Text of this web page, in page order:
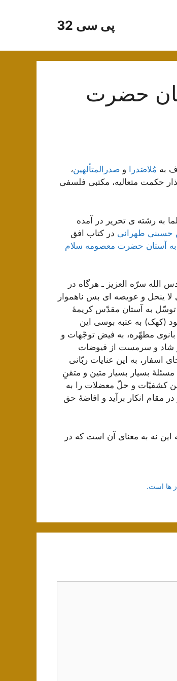
پی سی 32
حضرت
مُلاصَدرا و صدرالمتألهین،
حکمت متعالیه، مکتبی فلسفی
به رشته ی تحریر در آمده
حسینی طهرانی در کتاب افق
آستان حضرت معصومه سلام
الله سرّه العزیز ـ هرگاه در
لا ینحل و عویصه ای بس ناهموار
توسّل به آستان مقدّس کریمۀ
(کهک) به عتبه بوسی این
مطهّره، به فیض توجّهات و
شاد و سرمست از فیوضات
به این عنایات ربّانی
بسیار بسیار متین و متقنِ
کشفیّات و حلّ معضلات را به
مقام انکار برآید و افاضۀ حق
این نه به معنای آن است که در
ها است.